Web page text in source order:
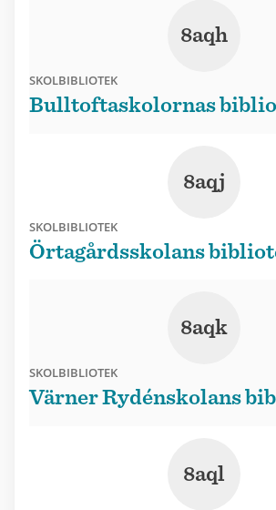
8aqh
SKOLBIBLIOTEK
Bulltoftaskolornas
8aqj
SKOLBIBLIOTEK
Örtagårdsskolans
8aqk
SKOLBIBLIOTEK
Värner Rydénskolans
8aql